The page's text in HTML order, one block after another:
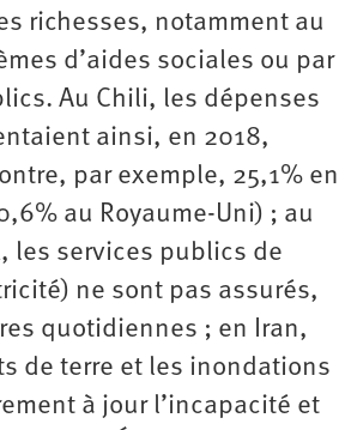
richesses, notamment au
d’aides sociales ou par
Au Chili, les dépenses
ainsi, en 2018,
par exemple, 25,1% en
au Royaume-Uni) ; au
les services publics de
ne sont pas assurés,
quotidiennes ; en Iran,
de terre et les inondations
à jour l’incapacité et